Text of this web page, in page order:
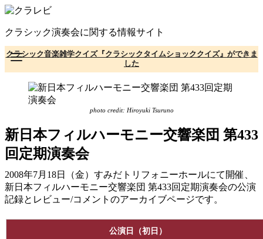
コ
テ
ン
ツ
へ
クラシック演奏会に関する情報サイト
クラシック音楽雑学クイズ『クラシックタイムショッククイズ』ができま
した
photo credit: Hiroyuki Tsuruno
新日本フィルハーモニー交響楽団 第433
回定期演奏会
2008年7月18日（金）すみだトリフォニーホールにて開催、
新日本フィルハーモニー交響楽団 第433回定期演奏会の公演
記録とレビュー/コメントのアーカイブページです。
公演日（初日）